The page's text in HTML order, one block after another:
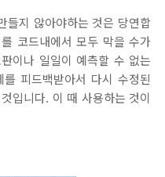
들지 않아야하는 것은 당연합
코드내에서 모두 막을 수가
이나 일일이 예측할 수 없는
피드백받아서 다시 수정된
입니다. 이 때 사용하는 것이